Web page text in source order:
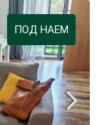
ПОД НАЕМ